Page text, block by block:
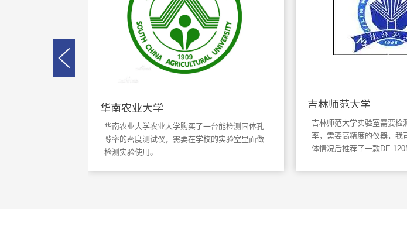
吉林师范大学
吉林师范大学实验室需要检测块状的密度和气孔
率，需要高精度的仪器，我司达宏美拓了解了具
体情况后推荐了一款DE-120M多功能的密度测试
特一药业集团股份有
特一药业集团股份有限公司
医药工业、医药商业为一体
咨询到我们达宏美拓了解一